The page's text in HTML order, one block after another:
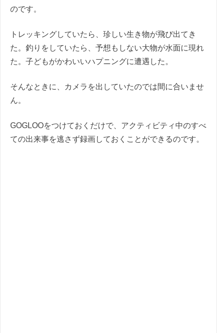
のです。
トレッキングしていたら、珍しい生き物が飛び出てき
た。釣りをしていたら、予想もしない大物が水面に現れ
た。子どもがかわいいハプニングに遭遇した。
そんなときに、カメラを出していたのでは間に合いませ
ん。
GOGLOOをつけておくだけで、アクティビティ中のすべ
ての出来事を逃さず録画しておくことができるのです。